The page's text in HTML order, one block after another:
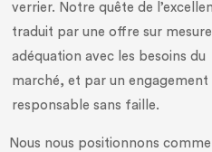
verrier. Notre quête de
traduit par une offre sur
adéquation avec les besoins du
marché, et par un engagement
responsable sans faille.
Nous nous positionnons